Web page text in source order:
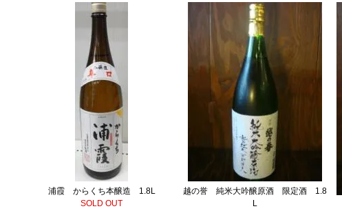
浦霞 からくち本醸造 1.8L
SOLD OUT
越の誉 純米大吟醸原酒 限定酒 1.8
L